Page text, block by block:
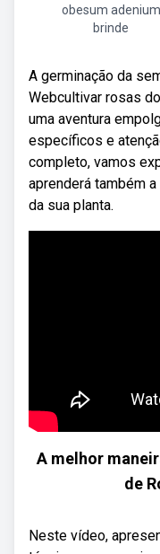
obesum adenium
brinde
A germinação da
Webcultivar rosas
uma aventura
específicos e
completo, vamos
aprenderá também
da sua planta.
A melhor
de
Neste vídeo,